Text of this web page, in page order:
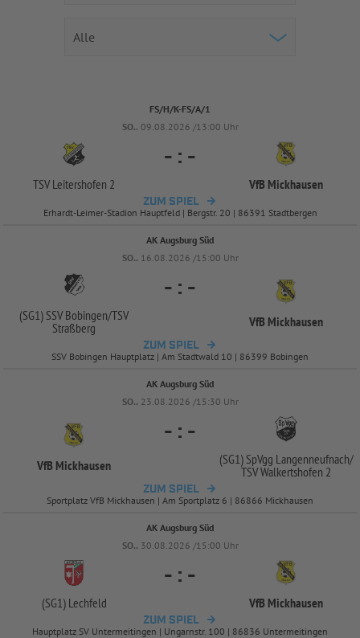
FS/H/K-FS/A/1
SO.. 09.08.2026 /13:00 Uhr
TSV Leitershofen 2
- : -
VfB Mickhausen
ZUM SPIEL
Erhardt-Leimer-Stadion Hauptfeld | Bergstr. 20 | 86391 Stadtbergen
AK Augsburg Süd
SO.. 16.08.2026 /15:00 Uhr
(SG1) SSV Bobingen/TSV
Straßberg
- : -
VfB Mickhausen
ZUM SPIEL
SSV Bobingen Hauptplatz | Am Stadtwald 10 | 86399 Bobingen
AK Augsburg Süd
SO.. 23.08.2026 /15:30 Uhr
VfB Mickhausen
- : -
(SG1) SpVgg Langenneufnach/
TSV Walkertshofen 2
ZUM SPIEL
Sportplatz VfB Mickhausen | Am Sportplatz 6 | 86866 Mickhausen
AK Augsburg Süd
SO.. 30.08.2026 /15:00 Uhr
(SG1) Lechfeld
- : -
VfB Mickhausen
ZUM SPIEL
Hauptplatz SV Untermeitingen | Ungarnstr. 100 | 86836 Untermeitingen